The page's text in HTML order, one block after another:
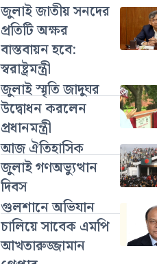
জুলাই জাতীয় সনদের
প্রতিটি অক্ষর
বাস্তবায়ন হবে:
স্বরাষ্ট্রমন্ত্রী
জুলাই স্মৃতি জাদুঘর
উদ্বোধন করলেন
প্রধানমন্ত্রী
আজ ঐতিহাসিক
জুলাই গণঅভ্যুত্থান
দিবস
গুলশানে অভিযান
চালিয়ে সাবেক এমপি
আখতারুজ্জামান